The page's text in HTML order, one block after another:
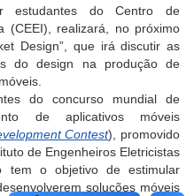
estudantes do Centro de
(CEEI), realizará, no próximo
Design”, que irá discutir as
do design na produção de
do concurso mundial de
de aplicativos móveis
Contest), promovido
de Engenheiros Eletricistas
tem o objetivo de estimular
soluções móveis